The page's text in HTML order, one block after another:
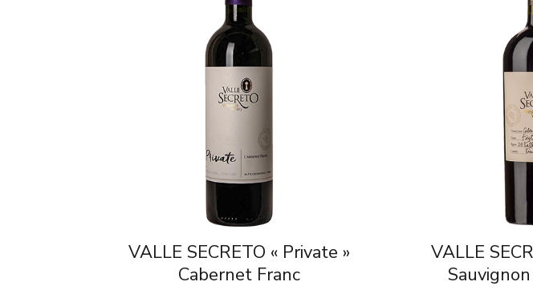
VALLE SECRETO « Private »
Cabernet Franc
VALLE